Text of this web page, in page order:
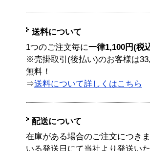
送料について
1つのご注文毎に一律1,100円(税
※売掛取引(後払い)のお客様は
無料！
⇒送料について詳しくはこちら
配送について
在庫がある場合のご注文につき
いる発送日にて当社より発送い